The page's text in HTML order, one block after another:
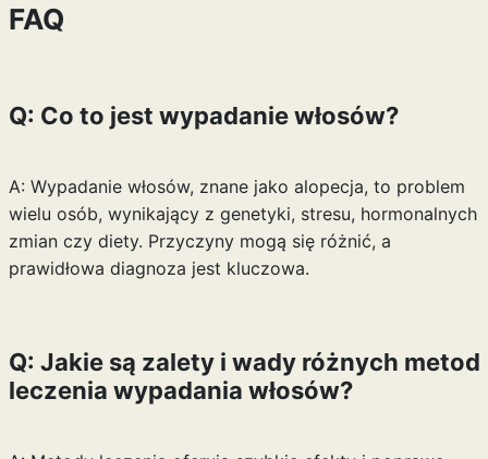
FAQ
Q: Co to jest wypadanie włosów?
A: Wypadanie włosów, znane jako alopecja, to problem
wielu osób, wynikający z genetyki, stresu, hormonalnych
zmian czy diety. Przyczyny mogą się różnić, a
prawidłowa diagnoza jest kluczowa.
Q: Jakie są zalety i wady różnych metod
leczenia wypadania włosów?